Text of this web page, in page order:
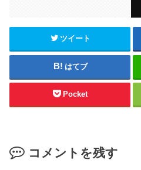
ツイート
はてブ
Pocket
コメントを残す